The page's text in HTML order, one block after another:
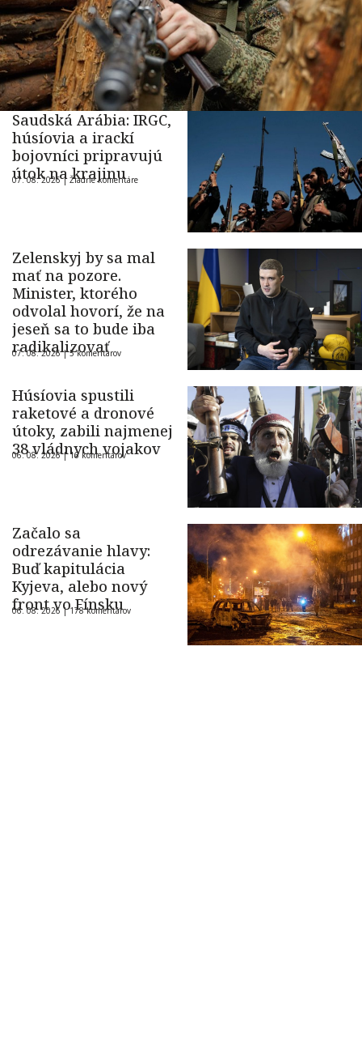
Saudská Arábia: IRGC,
húsíovia a irackí
bojovníci pripravujú
útok na krajinu
07. 08. 2026 |Žiadne komentáre
Zelenskyj by sa mal
mať na pozore.
Minister, ktorého
odvolal hovorí, že na
jeseň sa to bude iba
radikalizovať
07. 08. 2026 |5 komentárov
Húsíovia spustili
raketové a dronové
útoky, zabili najmenej
38 vládnych vojakov
06. 08. 2026 |16 komentárov
Začalo sa
odrezávanie hlavy:
Buď kapitulácia
Kyjeva, alebo nový
front vo Fínsku
06. 08. 2026 |178 komentárov